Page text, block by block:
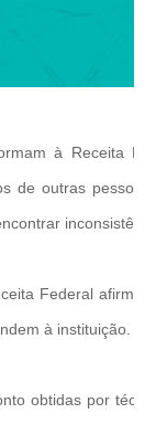
à Receita
de outras
Federal afirma
à instituição.
obtidas por